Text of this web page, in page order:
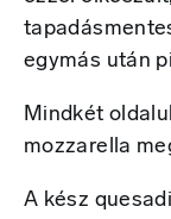
egymás után
Mindkét
mozzarella
A kész